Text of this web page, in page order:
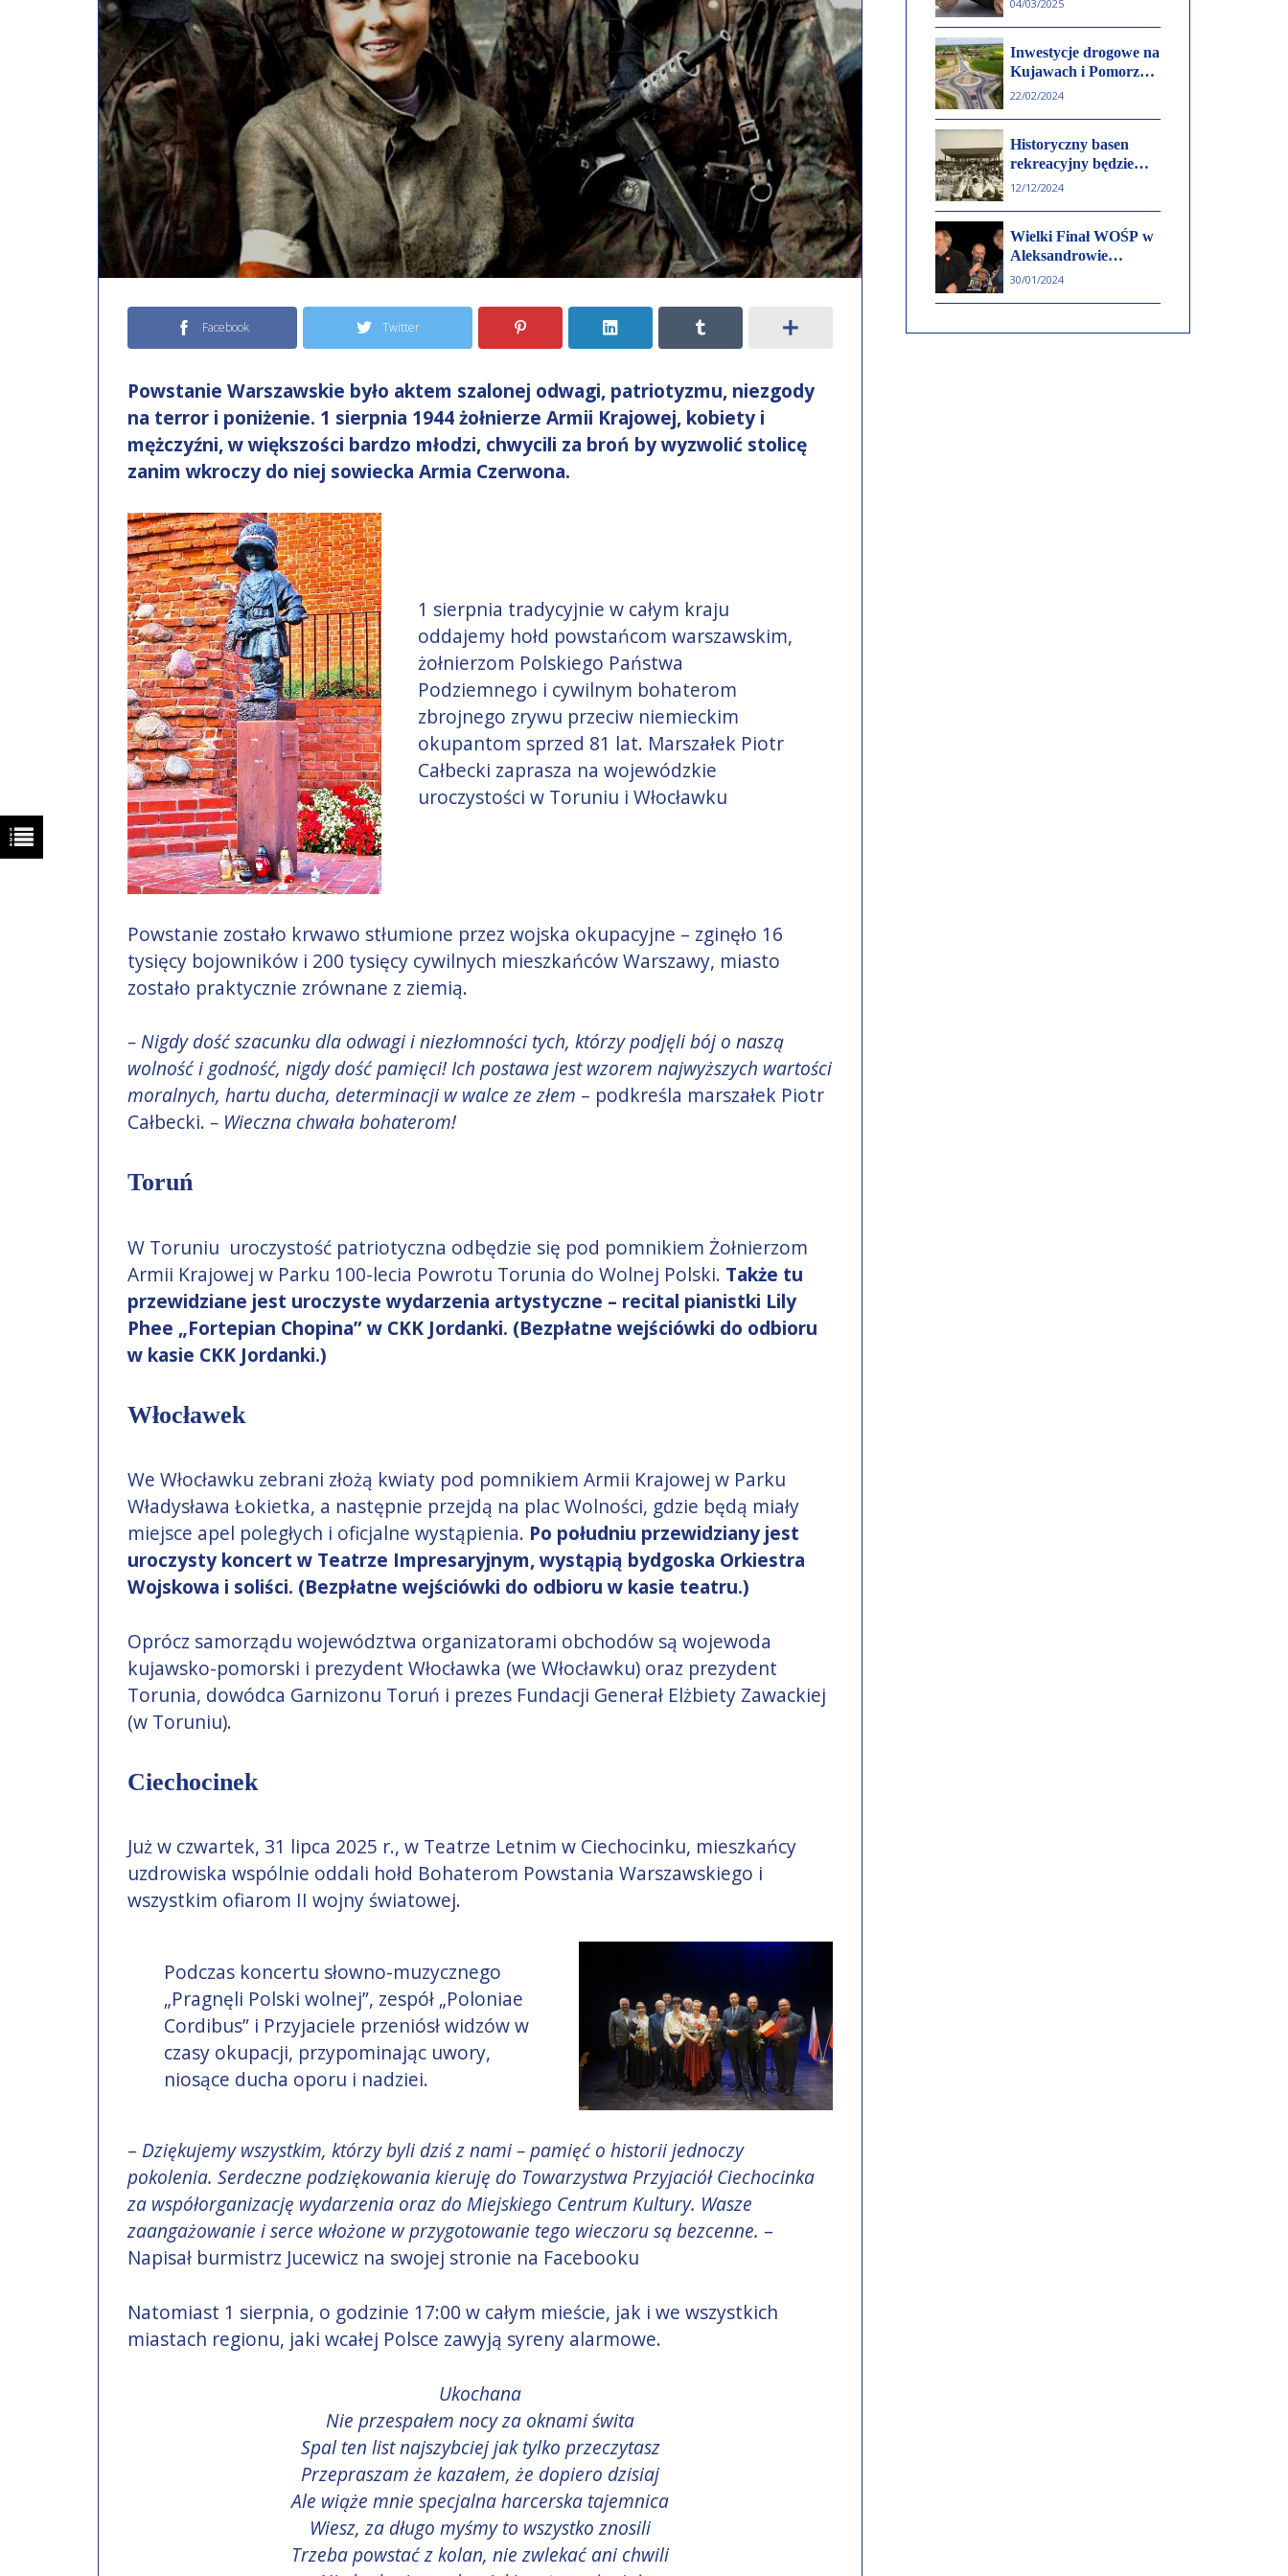
Facebook Twitter
Powstanie Warszawskie było aktem szalonej odwagi, patriotyzmu, niezgody
na terror i poniżenie. 1 sierpnia 1944 żołnierze Armii Krajowej, kobiety i
mężczyźni, w większości bardzo młodzi, chwycili za broń by wyzwolić stolicę
zanim wkroczy do niej sowiecka Armia Czerwona.
1 sierpnia tradycyjnie w całym kraju
oddajemy hołd powstańcom warszawskim,
żołnierzom Polskiego Państwa
Podziemnego i cywilnym bohaterom
zbrojnego zrywu przeciw niemieckim
okupantom sprzed 81 lat. Marszałek Piotr
Całbecki zaprasza na wojewódzkie
uroczystości w Toruniu i Włocławku
Powstanie zostało krwawo stłumione przez wojska okupacyjne – zginęło 16
tysięcy bojowników i 200 tysięcy cywilnych mieszkańców Warszawy, miasto
zostało praktycznie zrównane z ziemią.
– Nigdy dość szacunku dla odwagi i niezłomności tych, którzy podjęli bój o naszą
wolność i godność, nigdy dość pamięci! Ich postawa jest wzorem najwyższych wartości
moralnych, hartu ducha, determinacji w walce ze złem – podkreśla marszałek Piotr
Całbecki. – Wieczna chwała bohaterom!
Toruń
W Toruniu uroczystość patriotyczna odbędzie się pod pomnikiem Żołnierzom
Armii Krajowej w Parku 100-lecia Powrotu Torunia do Wolnej Polski. Także tu
przewidziane jest uroczyste wydarzenia artystyczne – recital pianistki Lily
Phee „Fortepian Chopina” w CKK Jordanki. (Bezpłatne wejściówki do odbioru
w kasie CKK Jordanki.)
Włocławek
We Włocławku zebrani złożą kwiaty pod pomnikiem Armii Krajowej w Parku
Władysława Łokietka, a następnie przejdą na plac Wolności, gdzie będą miały
miejsce apel poległych i oficjalne wystąpienia. Po południu przewidziany jest
uroczysty koncert w Teatrze Impresaryjnym, wystąpią bydgoska Orkiestra
Wojskowa i soliści. (Bezpłatne wejściówki do odbioru w kasie teatru.)
Oprócz samorządu województwa organizatorami obchodów są wojewoda
kujawsko-pomorski i prezydent Włocławka (we Włocławku) oraz prezydent
Torunia, dowódca Garnizonu Toruń i prezes Fundacji Generał Elżbiety Zawackiej
(w Toruniu).
Ciechocinek
Już w czwartek, 31 lipca 2025 r., w Teatrze Letnim w Ciechocinku, mieszkańcy
uzdrowiska wspólnie oddali hołd Bohaterom Powstania Warszawskiego i
wszystkim ofiarom II wojny światowej.
Podczas koncertu słowno-muzycznego
„Pragnęli Polski wolnej”, zespół „Poloniae
Cordibus” i Przyjaciele przeniósł widzów w
czasy okupacji, przypominając uwory,
niosące ducha oporu i nadziei.
– Dziękujemy wszystkim, którzy byli dziś z nami – pamięć o historii jednoczy
pokolenia. Serdeczne podziękowania kieruję do Towarzystwa Przyjaciół Ciechocinka
za współorganizację wydarzenia oraz do Miejskiego Centrum Kultury. Wasze
zaangażowanie i serce włożone w przygotowanie tego wieczoru są bezcenne. –
Napisał burmistrz Jucewicz na swojej stronie na Facebooku
Natomiast 1 sierpnia, o godzinie 17:00 w całym mieście, jak i we wszystkich
miastach regionu, jaki wcałej Polsce zawyją syreny alarmowe.
Ukochana
Nie przespałem nocy za oknami świta
Spal ten list najszybciej jak tylko przeczytasz
Przepraszam że kazałem, że dopiero dzisiaj
Ale wiąże mnie specjalna harcerska tajemnica
Wiesz, za długo myśmy to wszystko znosili
Trzeba powstać z kolan, nie zwlekać ani chwili
04/03/2025
Inwestycje drogowe na
Kujawach i Pomorzu.
Kolejne kilometry
Marszałkowski
22/02/2024
Historyczny basen
rekreacyjny będzie
odbudowany.
odzyskania obiektu
12/12/2024
Wielki Finał WOŚP w
Aleksandrowie
Kujawskim. Padł
30/01/2024